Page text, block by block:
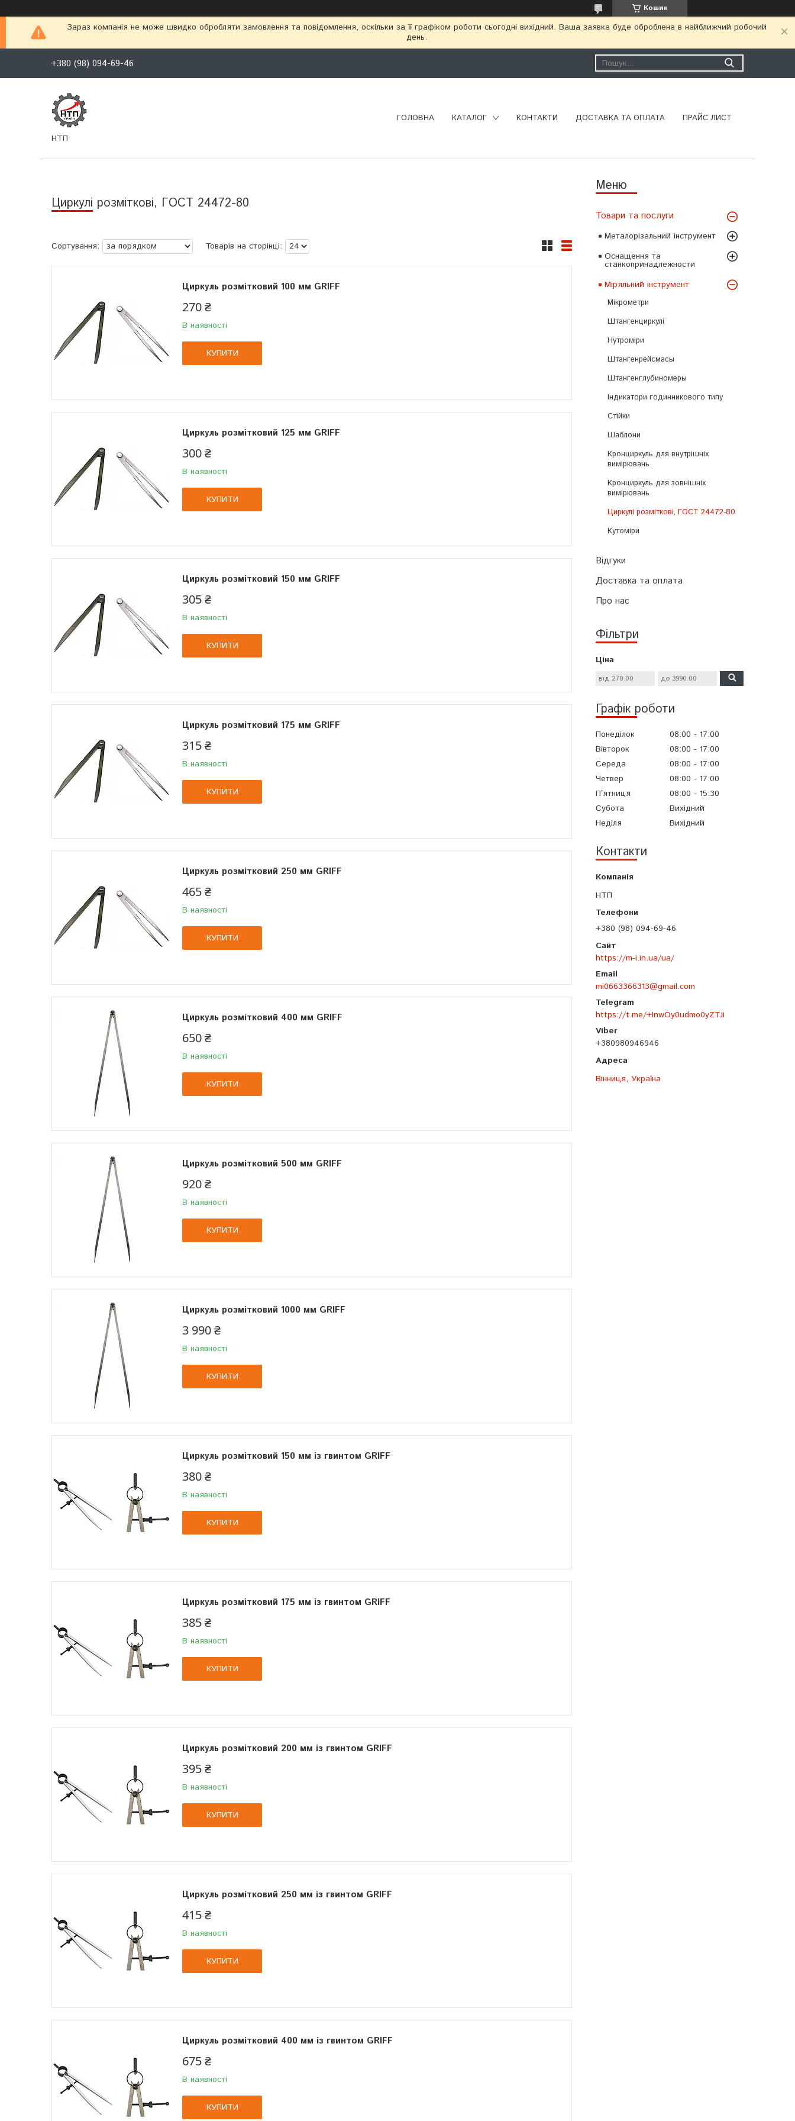
Кошик
Зараз компанія не може швидко обробляти замовлення та повідомлення, оскільки за її графіком роботи сьогодні вихідний. Ваша заявка буде оброблена в найближчий робочий
день.
+380 (98) 094-69-46
НТП
ГОЛОВНА КАТАЛОГ КОНТАКТИ ДОСТАВКА ТА ОПЛАТА ПРАЙС ЛИСТ
Товари та послуги
Металорізальний інструмент
Оснащення та
станкопринадлежности
Міряльний інструмент
Мікрометри
Штангенциркулі
Нутроміри
Штангенрейсмасы
Штангенглубиномеры
Індикатори годинникового типу
Стійки
Шаблони
Кронциркуль для внутрішніх
вимірювань
Кронциркуль для зовнішніх
вимірювань
Циркулі розміткові, ГОСТ 24472-80
Кутоміри
Відгуки
Доставка та оплата
Про нас
Фільтри
Ціна
Графік роботи
Понеділок 08:00
17:00
Вівторок
08:00
17:00
Середа
08:00
17:00
Четвер
08:00
17:00
Пʼятниця
08:00
15:30
Субота
Вихідний
Неділя
Вихідний
Контакти
НТП
+380 (98) 094-69-46
https://m-i.in.ua/ua/
mi0663366313@gmail.com
https://t.me/+InwOy0udmo0yZTJi
+380980946946
Вінниця, Україна
Циркулі розміткові, ГОСТ 24472-80
Циркуль розмітковий 100 мм GRIFF
270 ₴
В наявності
КУПИТИ
Циркуль розмітковий 125 мм GRIFF
300 ₴
В наявності
КУПИТИ
Циркуль розмітковий 150 мм GRIFF
305 ₴
В наявності
КУПИТИ
Циркуль розмітковий 175 мм GRIFF
315 ₴
В наявності
КУПИТИ
Циркуль розмітковий 250 мм GRIFF
465 ₴
В наявності
КУПИТИ
Циркуль розмітковий 400 мм GRIFF
650 ₴
В наявності
КУПИТИ
Циркуль розмітковий 500 мм GRIFF
920 ₴
В наявності
КУПИТИ
Циркуль розмітковий 1000 мм GRIFF
3 990 ₴
В наявності
КУПИТИ
Циркуль розмітковий 150 мм із гвинтом GRIFF
380 ₴
В наявності
КУПИТИ
Циркуль розмітковий 175 мм із гвинтом GRIFF
385 ₴
В наявності
КУПИТИ
Циркуль розмітковий 200 мм із гвинтом GRIFF
395 ₴
В наявності
КУПИТИ
Циркуль розмітковий 250 мм із гвинтом GRIFF
415 ₴
В наявності
КУПИТИ
Циркуль розмітковий 400 мм із гвинтом GRIFF
675 ₴
В наявності
КУПИТИ